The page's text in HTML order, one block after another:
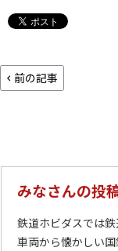
前の記事
みなさんの投
鉄道ホビダスでは
車両から懐かしい